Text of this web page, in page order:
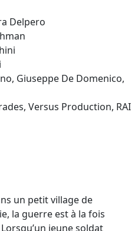
Delpero
Giuseppe De Domenico,
Versus Production, RAI
un petit village de
la guerre est à la fois
jeune soldat